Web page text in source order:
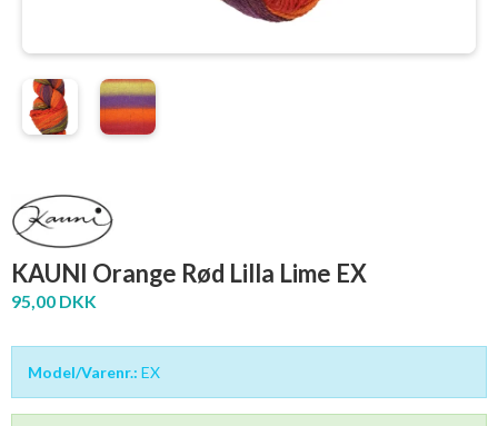
KAUNI Orange Rød Lilla Lime EX
95,00 DKK
Model/Varenr.: EX